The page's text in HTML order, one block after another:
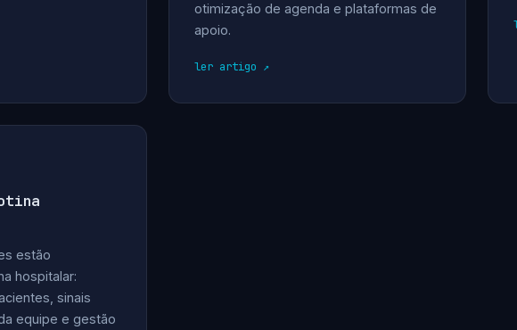
otimização de agenda e plataformas de
apoio.
ler artigo
estão
hospitalar:
sinais
equipe e gestão